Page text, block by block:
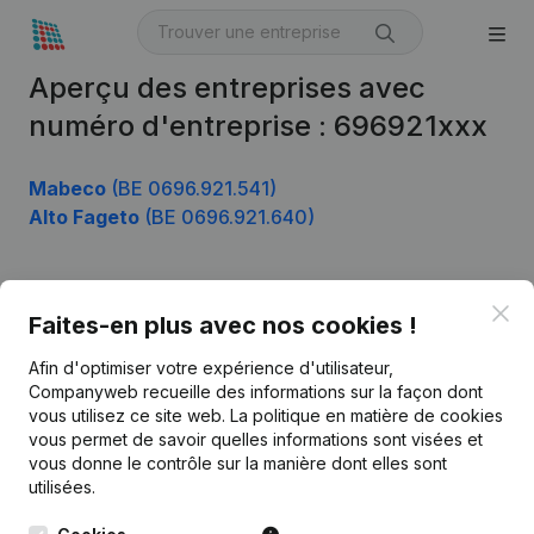
Aperçu des entreprises avec
numéro d'entreprise : 696921xxx
Mabeco (BE 0696.921.541)
Alto Fageto (BE 0696.921.640)
Faites-en plus avec nos cookies !
Afin d'optimiser votre expérience d'utilisateur,
Companyweb recueille des informations sur la façon dont
vous utilisez ce site web. La politique en matière de cookies
vous permet de savoir quelles informations sont visées et
vous donne le contrôle sur la manière dont elles sont
utilisées.
Français
Kantorenpark Everest
248D,
Monitoring
Recherche internationale